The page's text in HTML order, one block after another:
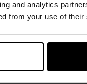
and analytics
from your use of